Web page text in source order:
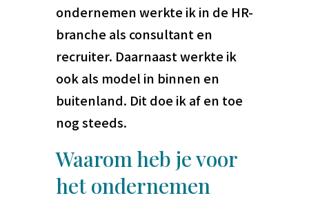
ondernemen werkte ik in de HR-
branche als consultant en
recruiter. Daarnaast werkte ik
ook als model in binnen en
buitenland. Dit doe ik af en toe
nog steeds.
Waarom heb je voor
het ondernemen